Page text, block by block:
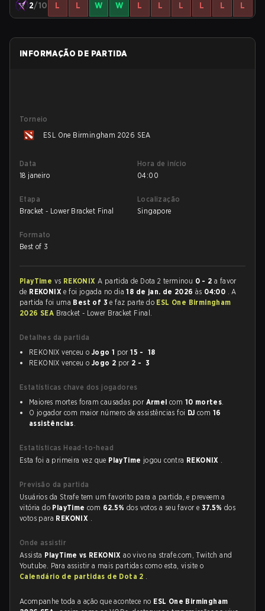
2/10 L L W W L L L L L L
INFORMAÇÃO DE PARTIDA
Torneio
ESL One Birmingham 2026 SEA
Data
18 janeiro
Hora de início
04:00
Etapa
Bracket - Lower Bracket Final
Localização
Singapore
Formato
Best of 3
PlayTime vs REKONIXA partida de Dota 2 terminou 0 - 2 a favor
de REKONIXe foi jogada no dia18 de jan. de 2026às 04:00 . A
partida foi uma Best of 3e faz parte do ESL One Birmingham
2026 SEA Bracket - Lower Bracket Final.
Detalhes da partida
REKONIX venceu o Jogo 1 por15 - 18
REKONIX venceu o Jogo 2 por 2 - 3
Estatísticas chave dos jogadores
Maiores mortes foram causadas por Armel com 10 mortes.
O jogador com maior número de assistências foi DJ com 16
assistências.
Estatísticas Head-to-head
Esta foi a primeira vez que PlayTime jogou contra REKONIX .
Previsão da partida
Usuários da Strafe tem um favorito para a partida, e preveem a
vitória do PlayTimecom 62.5%dos votos a seu favor e 37.5%dos
votos para REKONIX .
Onde assistir
Assista PlayTime vs REKONIXao vivo na strafe.com, Twitch and
Youtube. Para assistir a mais partidas como esta, visite o
Calendário de partidas de Dota 2 .
Acompanhe toda a ação que acontece no ESL One Birmingham